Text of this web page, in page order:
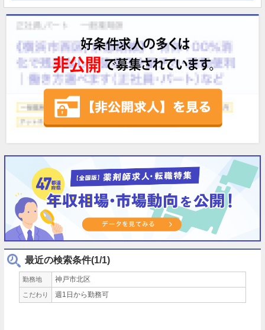
最近の検索条件(1/1)
勤務地 神戸市北区
こだわり 週1日から勤務可